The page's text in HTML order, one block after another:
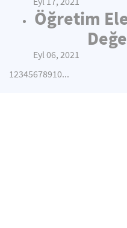
Öğretim
Eyl 06, 2021
12345678910...